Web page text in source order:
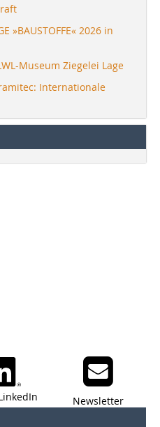
»BAUSTOFFE« 2026 in
Museum Ziegelei Lage
Internationale
Newsletter